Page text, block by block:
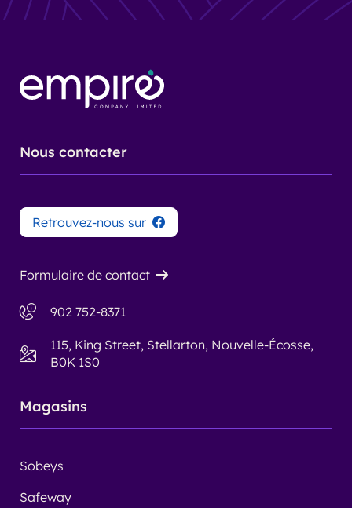
Nous contacter
Retrouvez-nous sur
Formulaire de contact
902 752-8371
115, King Street, Stellarton, Nouvelle-Écosse,
B0K 1S0
Magasins
Sobeys
Safeway